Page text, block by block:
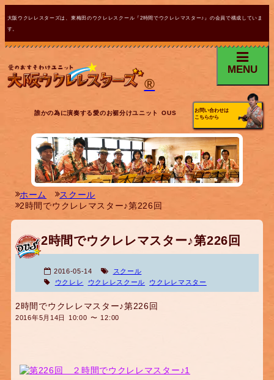
大阪ウクレレスターズは、東梅田のウクレレスクール『2時間でウクレレマスター♪』の会員で構成していま
す。
®
MENU
誰かの為に演奏する愛のお裾分けユニット OUS
お問い合わせは
こちらから
ホーム
スクール
2時間でウクレレマスター♪第226回
2時間でウクレレマスター♪第226回
2016-05-14
スクール
ウクレレ
ウクレレスクール ウクレレマスター
2時間でウクレレマスター♪第226回
2016年5月14日 10:00 〜 12:00